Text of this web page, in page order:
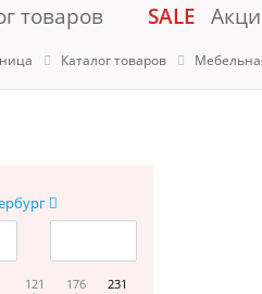
товаров SALE
Каталог товаров
121 176 231